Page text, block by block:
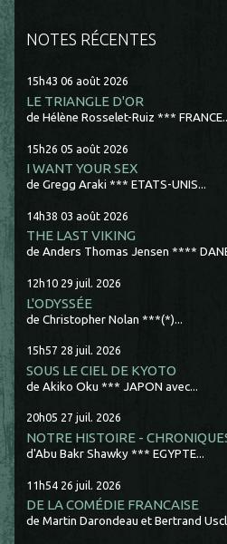
NOTES RÉCENTES
15h43 06 août 2026
LE TRIANGLE D'OR
de Hélène Rosselet-Ruiz ***
15h26 05 août 2026
I WANT YOUR SEX
de Gregg Araki *** ETATS-UNIS...
14h38 03 août 2026
THE LAST VIKING
de Anders Thomas Jensen ****
12h10 29 juil. 2026
L'ODYSSÉE
de Christopher Nolan ***(*)...
15h57 28 juil. 2026
SOUS LE CIEL DE KYOTO
de Akiko Oku *** JAPON avec...
20h05 27 juil. 2026
NOTRE HISTOIRE -
d'Abu Bakr Shawky *** EGYPTE...
11h54 26 juil. 2026
DE LA COMÉDIE FRANCAISE
de Martin Darondeau et Bertrand